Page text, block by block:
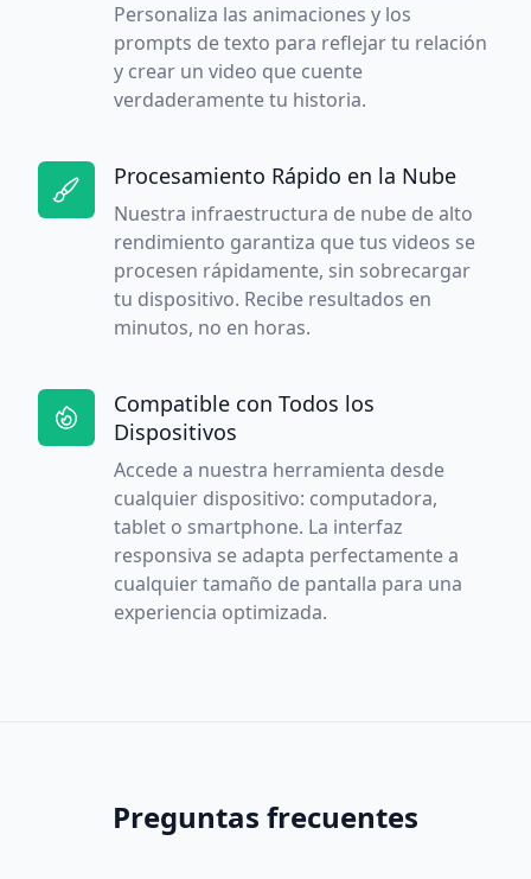
Personaliza las animaciones y los
prompts de texto para reflejar tu relación
y crear un video que cuente
verdaderamente tu historia.
Procesamiento Rápido en la Nube
Nuestra infraestructura de nube de alto
rendimiento garantiza que tus videos se
procesen rápidamente, sin sobrecargar
tu dispositivo. Recibe resultados en
minutos, no en horas.
Compatible con Todos los
Dispositivos
Accede a nuestra herramienta desde
cualquier dispositivo: computadora,
tablet o smartphone. La interfaz
responsiva se adapta perfectamente a
cualquier tamaño de pantalla para una
experiencia optimizada.
Preguntas frecuentes